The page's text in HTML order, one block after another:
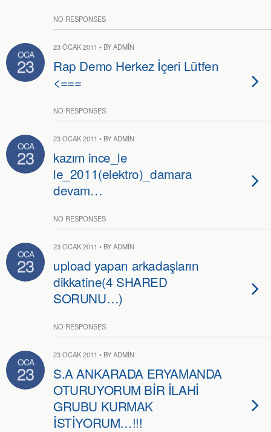
NO RESPONSES
OCA
23
23 OCAK 2011 • BY ADMIN
Rap Demo Herkez İçeri Lütfen
<===
NO RESPONSES
OCA
23
23 OCAK 2011 • BY ADMIN
kazım ince_le
le_2011(elektro)_damara
devam…
NO RESPONSES
OCA
23
23 OCAK 2011 • BY ADMIN
upload yapan arkadaşların
dikkatine(4 SHARED
SORUNU…)
NO RESPONSES
OCA
23
23 OCAK 2011 • BY ADMIN
S.A ANKARADA ERYAMANDA
OTURUYORUM BİR İLAHİ
GRUBU KURMAK
İSTİYORUM…!!!